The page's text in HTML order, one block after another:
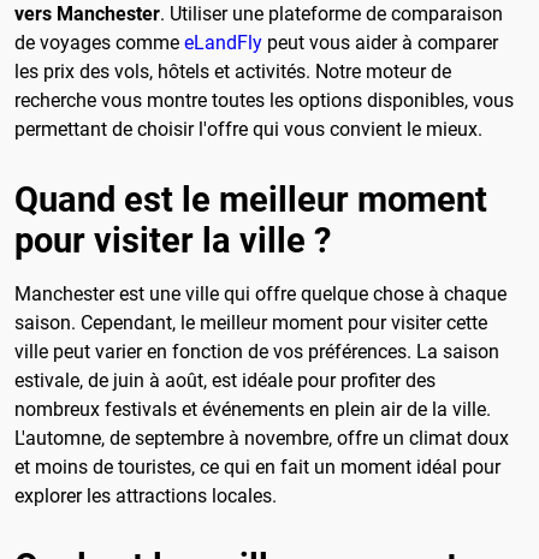
vers Manchester. Utiliser une plateforme de comparaison
de voyages comme eLandFly peut vous aider à comparer
les prix des vols, hôtels et activités. Notre moteur de
recherche vous montre toutes les options disponibles, vous
permettant de choisir l'offre qui vous convient le mieux.
Quand est le meilleur moment
pour visiter la ville ?
Manchester est une ville qui offre quelque chose à chaque
saison. Cependant, le meilleur moment pour visiter cette
ville peut varier en fonction de vos préférences. La saison
estivale, de juin à août, est idéale pour profiter des
nombreux festivals et événements en plein air de la ville.
L'automne, de septembre à novembre, offre un climat doux
et moins de touristes, ce qui en fait un moment idéal pour
explorer les attractions locales.